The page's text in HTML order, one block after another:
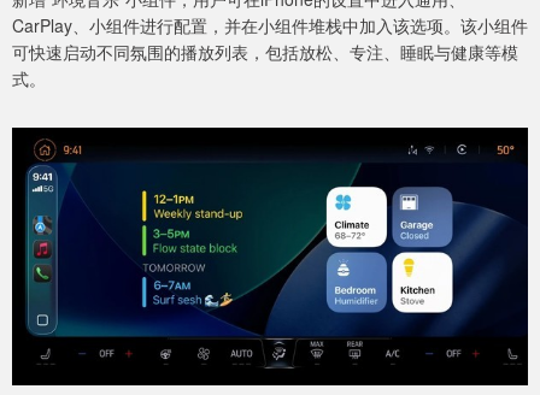
CarPlay、小组件进行配置，并在小组件堆栈中加入该选项。该小组件
可快速启动不同氛围的播放列表，包括放松、专注、睡眠与健康等模
式。